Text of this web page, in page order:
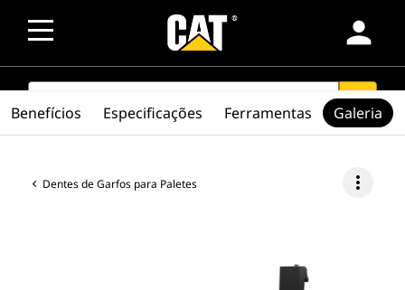
person
SEARCH search
Dentes de Garfos para Paletes more_vert
Benefícios Especificações Ferramentas Galeria